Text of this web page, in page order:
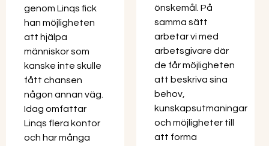
genom Linqs fick
han möjligheten
att hjälpa
människor som
kanske inte skulle
fått chansen
någon annan väg.
Idag omfattar
Linqs flera kontor
och har många
önskemål. På
samma sätt
arbetar vi med
arbetsgivare där
de får möjligheten
att beskriva sina
behov,
kunskapsutmaningar
och möjligheter till
att forma